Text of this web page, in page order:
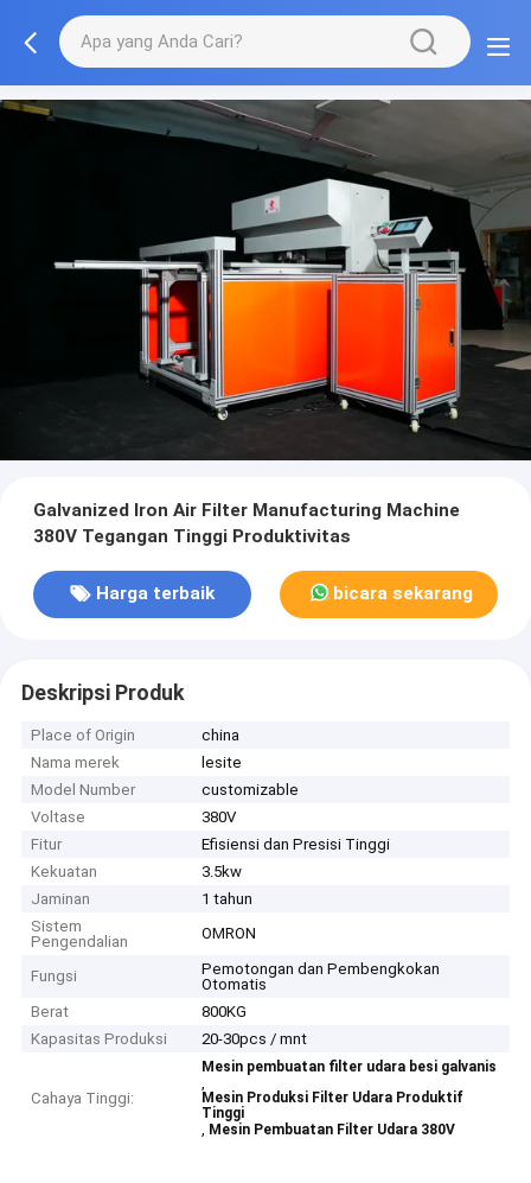
Galvanized Iron Air Filter Manufacturing Machine
380V Tegangan Tinggi Produktivitas
Harga terbaik bicara sekarang
Deskripsi Produk
Place of Origin
china
Nama merek
lesite
Model Number
customizable
Voltase
380V
Fitur
Efisiensi dan Presisi Tinggi
Kekuatan
3.5kw
Jaminan
1 tahun
Sistem
Pengendalian
OMRON
Fungsi
Pemotongan dan Pembengkokan
Otomatis
Berat
800KG
Kapasitas Produksi
20-30pcs / mnt
Cahaya Tinggi:
Mesin pembuatan filter udara besi galvanis
,
Mesin Produksi Filter Udara Produktif
Tinggi
, Mesin Pembuatan Filter Udara 380V